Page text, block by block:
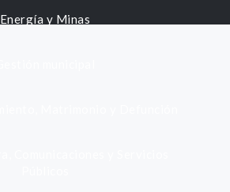
Energía y Minas